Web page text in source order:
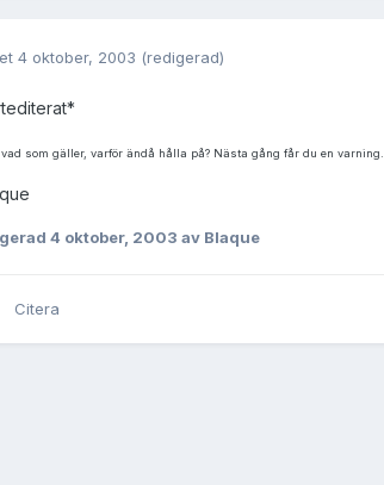
4 oktober, 2003 (redigerad)
vad som gäller, varför ändå hålla på? Nästa gång får du en varning.
4 oktober, 2003 av Blaque
Citera